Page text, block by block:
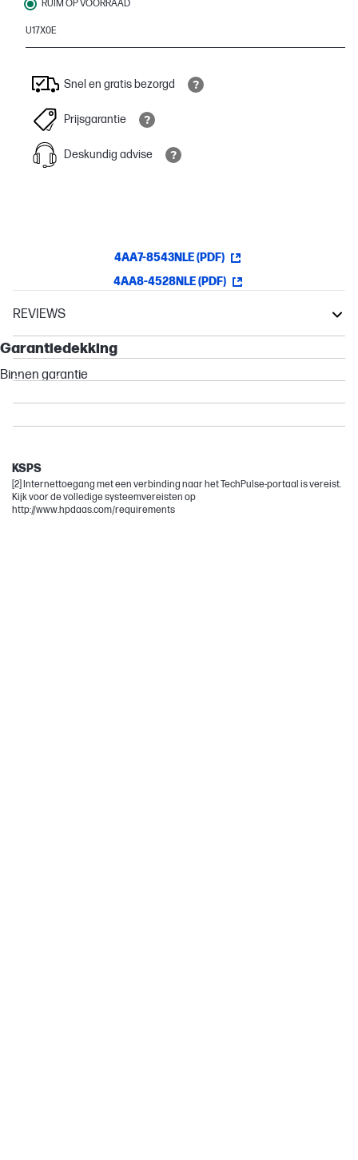
RUIM OP VOORRAAD
U17X0E
Snel en gratis bezorgd
Prijsgarantie
Deskundig advise
4AA7-8543NLE (PDF)
4AA8-4528NLE (PDF)
Garantie
Garantiedekking
Binnen garantie
REVIEWS
Elite
EliteBook
Dragonfly
Folio
Other compatible products
KSPS
[2] Internettoegang met een verbinding naar het TechPulse-portaal is vereist.
Kijk voor de volledige systeemvereisten op
http://www.hpdaas.com/requirements